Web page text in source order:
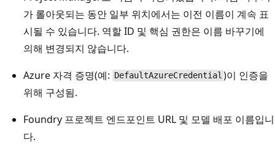
가 롤아웃되는 동안 일부 위치에서는 이전 이름이 계속 표
시될 수 있습니다. 역할 ID 및 핵심 권한은 이름 바꾸기에
의해 변경되지 않습니다.
Azure 자격 증명(예: DefaultAzureCredential )이 인증을
위해 구성됨.
Foundry 프로젝트 엔드포인트 URL 및 모델 배포 이름입니
다.